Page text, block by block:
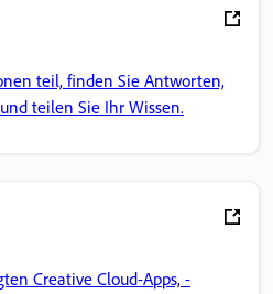
teil, finden Sie Antworten,
teilen Sie Ihr Wissen.
Creative Cloud-Apps, -